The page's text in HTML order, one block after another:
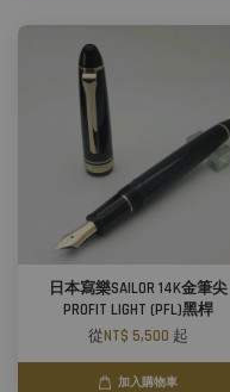
日本寫樂SAILOR 14K金筆尖
PROFIT LIGHT (PFL)黑桿
從NT$ 5,500 起
加入購物車